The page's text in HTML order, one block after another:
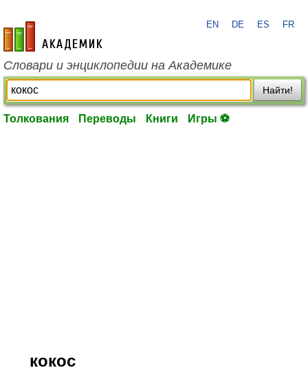
academic.ru
EN DE ES FR
Словари и энциклопедии на Академике
Найти!
Толкования Переводы Книги Игры ⚽
кокос